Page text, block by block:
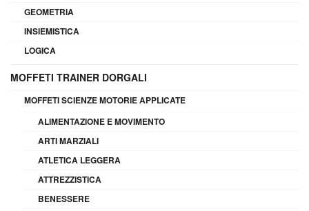
GEOMETRIA
INSIEMISTICA
LOGICA
MOFFETI TRAINER DORGALI
MOFFETI SCIENZE MOTORIE APPLICATE
ALIMENTAZIONE E MOVIMENTO
ARTI MARZIALI
ATLETICA LEGGERA
ATTREZZISTICA
BENESSERE